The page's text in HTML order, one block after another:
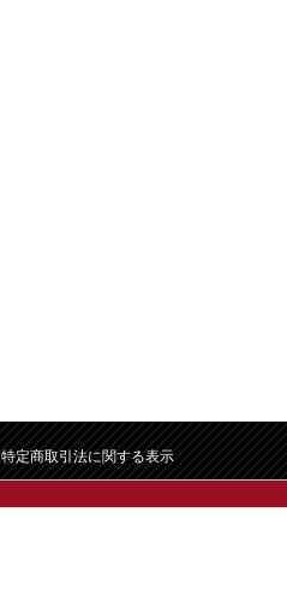
特定商取引法に関する表示